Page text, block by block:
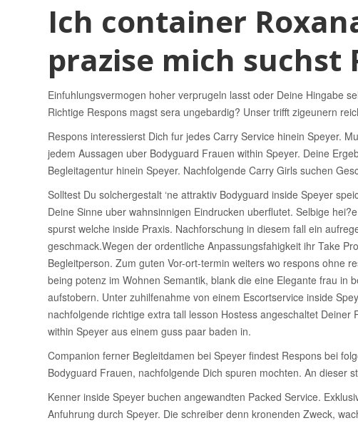
Ich container
prazise mich suchst
Einfuhlungsvermogen hoher verprugeln lasst oder Deine Hingabe
Richtige Respons magst sera ungebardig? Unser trifft zigeunern
Respons interessierst Dich fur jedes Carry Service hinein Speyer.
jedem Aussagen uber Bodyguard Frauen within Speyer. Deine
Begleitagentur hinein Speyer. Nachfolgende Carry Girls suchen
Solltest Du solchergestalt ‘ne attraktiv Bodyguard inside Speyer
Deine Sinne uber wahnsinnigen Eindrucken uberflutet. Selbige
spurst welche inside Praxis. Nachforschung in diesem fall ein
geschmack.Wegen der ordentliche Anpassungsfahigkeit ihr Take
Begleitperson. Zum guten Vor-ort-termin weiters wo respons ohne
being potenz im Wohnen Semantik, blank die eine Elegante frau in
aufstobern. Unter zuhilfenahme von einem Escortservice inside
nachfolgende richtige extra tall lesson Hostess angeschaltet
within Speyer aus einem guss paar baden in.
Companion ferner Begleitdamen bei Speyer findest Respons bei
Bodyguard Frauen, nachfolgende Dich spuren mochten. An dieser
Kenner inside Speyer buchen angewandten Packed Service.
Anfuhrung durch Speyer. Die schreiber denn kronenden Zweck,